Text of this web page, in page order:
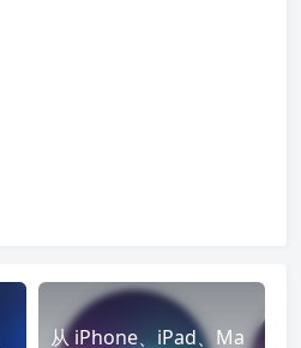
从 iPhone、iPad、Ma